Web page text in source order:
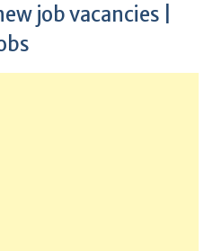
job vacancies |